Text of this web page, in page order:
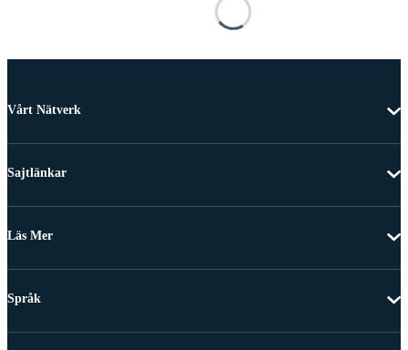
Vårt Nätverk
Sajtlänkar
Läs Mer
Språk